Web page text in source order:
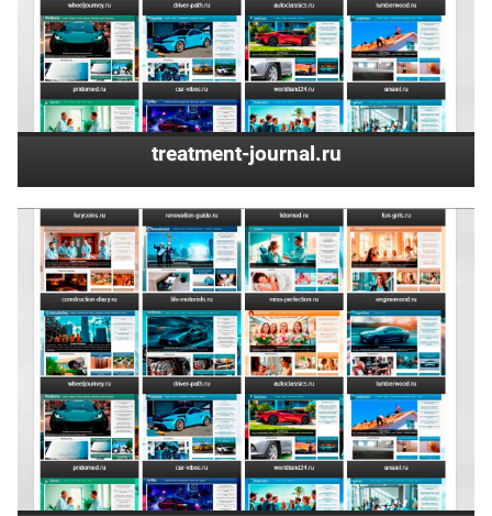
treatment-journal.ru